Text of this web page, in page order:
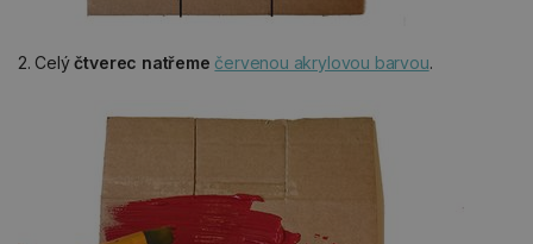
2. Celýčtverec natřeme červenou akrylovou barvou.